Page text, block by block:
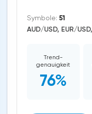
Symbole: 51
Trend-
genauigkeit
76%